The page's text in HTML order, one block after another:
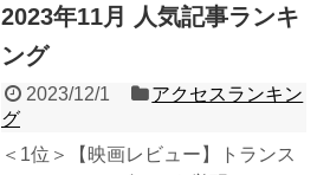
2023年11月 人気記事ランキ
ング
2023/12/1
アクセスランキン
グ
＜1位＞【映画レビュー】トランス